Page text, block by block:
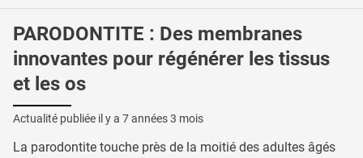
PARODONTITE : Des membranes
innovantes pour régénérer les tissus
et les os
Actualité publiée il y a 7 années 3 mois
La parodontite touche près de la moitié des adultes âgés